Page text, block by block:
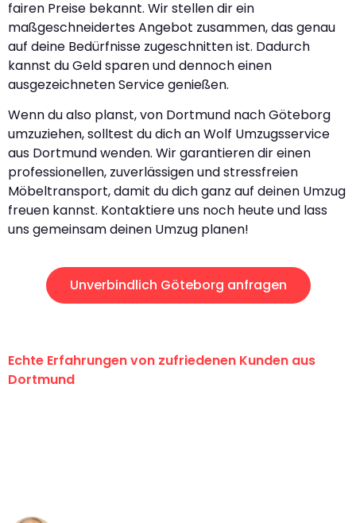
fairen Preise bekannt. Wir stellen dir ein
maßgeschneidertes Angebot zusammen, das genau
auf deine Bedürfnisse zugeschnitten ist. Dadurch
kannst du Geld sparen und dennoch einen
ausgezeichneten Service genießen.
Wenn du also planst, von Dortmund nach Göteborg
umzuziehen, solltest du dich an Wolf Umzugsservice
aus Dortmund wenden. Wir garantieren dir einen
professionellen, zuverlässigen und stressfreien
Möbeltransport, damit du dich ganz auf deinen Umzug
freuen kannst. Kontaktiere uns noch heute und lass
uns gemeinsam deinen Umzug planen!
Unverbindlich Göteborg anfragen
Echte Erfahrungen von zufriedenen Kunden aus
Dortmund